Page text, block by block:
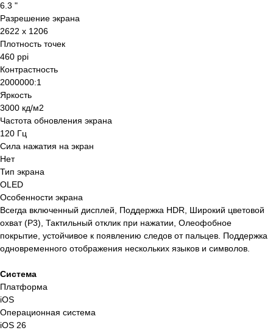
6.3 "
Разрешение экрана
2622 x 1206
Плотность точек
460 ppi
Контрастность
2000000:1
Яркость
3000 кд/м2
Частота обновления экрана
120 Гц
Сила нажатия на экран
Нет
Тип экрана
OLED
Особенности экрана
Всегда включенный дисплей, Поддержка HDR, Широкий цветовой
охват (P3), Тактильный отклик при нажатии, Олеофобное
покрытие, устойчивое к появлению следов от пальцев. Поддержка
одновременного отображения нескольких языков и символов.
Система
Платформа
iOS
Операционная система
iOS 26